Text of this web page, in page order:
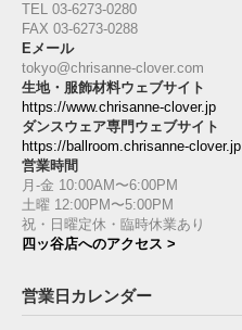
TEL 03-6273-0280
FAX 03-6273-0288
Eメール
tokyo@chrisanne-clover.com
生地・服飾材料ウェブサイト
https://www.chrisanne-clover.jp
ダンスウェア専門ウェブサイト
https://ballroom.chrisanne-clover.jp
営業時間
月-金 10:00AM〜6:00PM
土曜 12:00PM〜5:00PM
祝・日曜定休・臨時休業あり
四ッ谷店へのアクセス >
営業日カレンダー